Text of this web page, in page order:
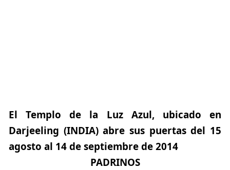
El Templo de la Luz Azul, ubicado en
Darjeeling (INDIA) abre sus puertas del 15
agosto al 14 de septiembre de 2014
PADRINOS